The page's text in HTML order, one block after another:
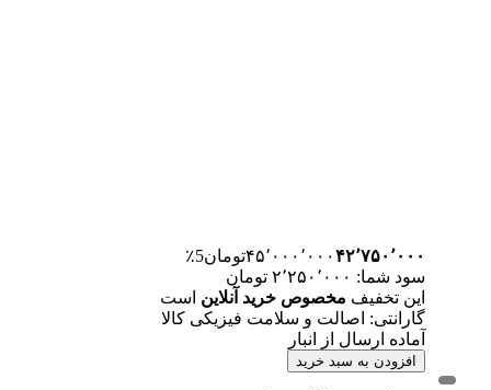
۴۵٬۰۰۰٬۰۰۰۴۲٬۷۵۰٬۰۰۰ تومان5٪
سود شما: ۲٬۲۵۰٬۰۰۰ تومان
این تخفیف مخصوص خرید آنلاین است
گارانتی: اصالت و سلامت فیزیکی کالا
آماده ارسال از انبار
افزودن به سبد خرید